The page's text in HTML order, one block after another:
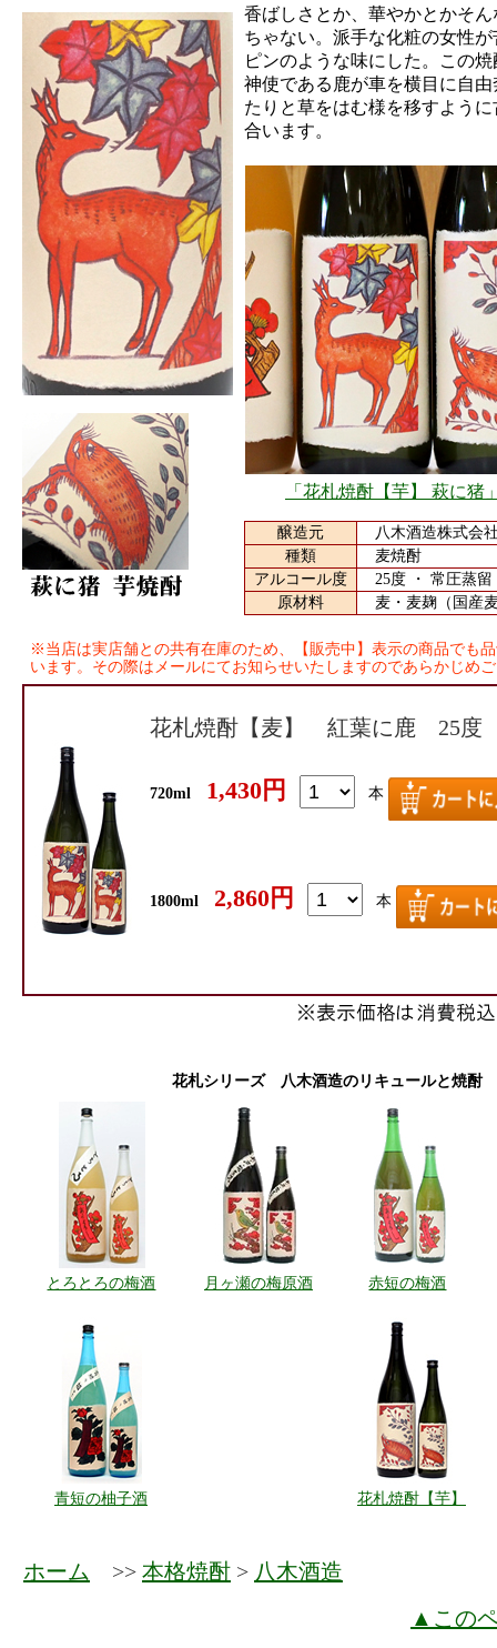
香ばしさとか、華やかとかそ
ちゃない。派手な化粧の女性
ピンのような味にした。この
神使である鹿が車を横目に自
たりと草をはむ様を移すよう
合います。
「花札焼酎【芋】 萩に猪
醸造元
八木酒造株式会
種類
麦焼酎
アルコール度
25度 ・ 常圧蒸留
原材料
麦・麦麹（国産
※当店は実店舗との共有在庫のため、【販売中】表示の商品でも
います。その際はメールにてお知らせいたしますのであらかじめ
花札焼酎【麦】 紅葉に鹿 25度
720ml 1,430円 本
1800ml 2,860円 本
花札シリーズ 八木酒造のリキュールと焼酎
とろとろの梅酒 月ヶ瀬の梅原酒 赤短の梅酒
青短の柚子酒 花札焼酎【芋】
ホーム >> 本格焼酎 > 八木酒造
▲この